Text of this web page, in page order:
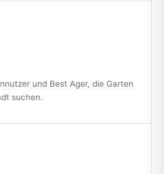
und Best Ager, die Garten
suchen.